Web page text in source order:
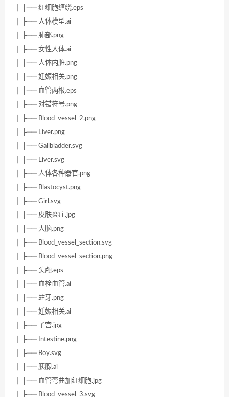
│ ├── 红细胞缠绕.eps
│ ├── 人体模型.ai
│ ├── 肺部.png
│ ├── 女性人体.ai
│ ├── 人体内脏.png
│ ├── 妊娠相关.png
│ ├── 血管两根.eps
│ ├── 对错符号.png
│ ├── Blood_vessel_2.png
│ ├── Liver.png
│ ├── Gallbladder.svg
│ ├── Liver.svg
│ ├── 人体各种器官.png
│ ├── Blastocyst.png
│ ├── Girl.svg
│ ├── 皮肤炎症.jpg
│ ├── 大脑.png
│ ├── Blood_vessel_section.svg
│ ├── Blood_vessel_section.png
│ ├── 头颅.eps
│ ├── 血栓血管.ai
│ ├── 蛀牙.png
│ ├── 妊娠相关.ai
│ ├── 子宫.jpg
│ ├── Intestine.png
│ ├── Boy.svg
│ ├── 胰腺.ai
│ ├── 血管弯曲加红细胞.jpg
│ ├── Blood_vessel_3.svg